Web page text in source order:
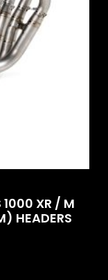
1000 XR / M
HEADERS